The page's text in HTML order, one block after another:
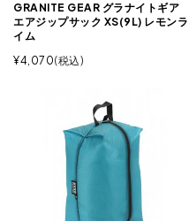
GRANITE GEAR グラナイトギア
エアジップサック XS(9L) レモンラ
イム
¥4,070 税込